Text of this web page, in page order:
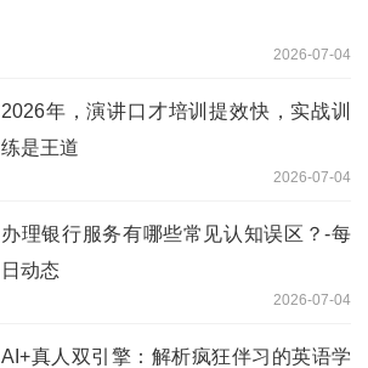
2026-07-04
2026年，演讲口才培训提效快，实战训
练是王道
2026-07-04
办理银行服务有哪些常见认知误区？-每
日动态
2026-07-04
AI+真人双引擎：解析疯狂伴习的英语学